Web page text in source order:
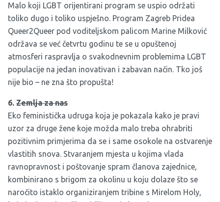
Malo koji LGBT orijentirani program se uspio održati
toliko dugo i toliko uspješno. Program Zagreb Pridea
Queer2Queer pod voditeljskom palicom Marine Milković
održava se već četvrtu godinu te se u opuštenoj
atmosferi raspravlja o svakodnevnim problemima LGBT
populacije na jedan inovativan i zabavan način. Tko još
nije bio – ne zna što propušta!
6. Zemlja za nas
Eko feministička udruga koja je pokazala kako je pravi
uzor za druge žene koje možda malo treba ohrabriti
pozitivnim primjerima da se i same osokole na ostvarenje
vlastitih snova. Stvaranjem mjesta u kojima vlada
ravnopravnost i poštovanje spram članova zajednice,
kombinirano s brigom za okolinu u koju dolaze što se
naročito istaklo organiziranjem tribine s Mirelom Holy,